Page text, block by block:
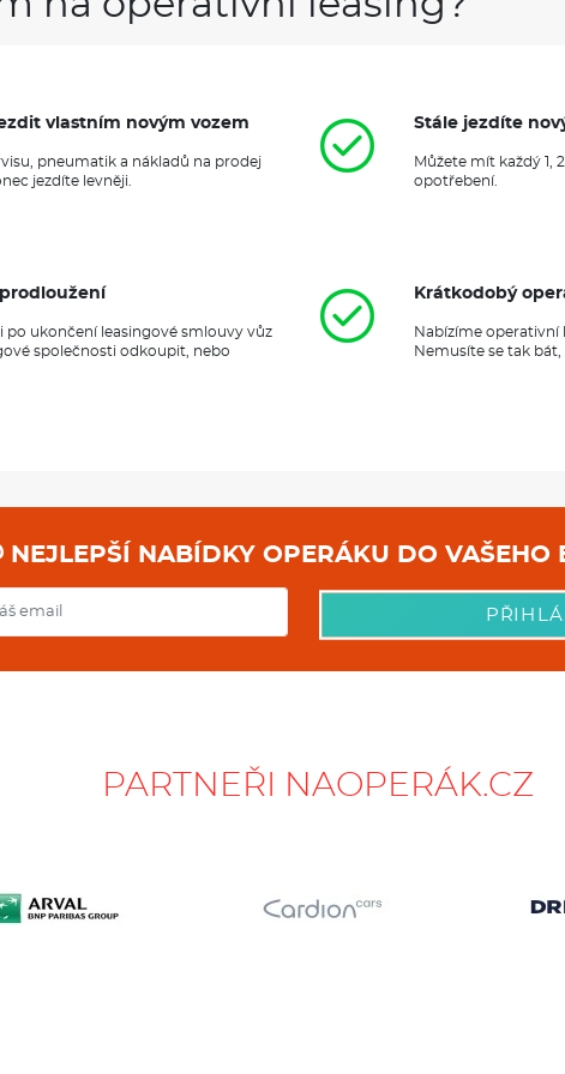
vlastním novým vozem
pneumatik a nákladů na prodej
jezdíte levněji.
Stále jezdíte
Můžete mít každý 1,
opotřebení.
po ukončení leasingové smlouvy vůz
společnosti odkoupit, nebo
Krátkodobý
Nabízíme operativní
Nemusíte se tak bát,
NEJLEPŠÍ NABÍDKY
PARTNEŘI NAOPERÁK.CZ